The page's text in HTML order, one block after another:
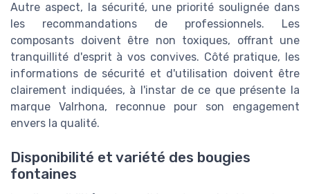
Autre aspect, la sécurité, une priorité soulignée dans
les recommandations de professionnels. Les
composants doivent être non toxiques, offrant une
tranquillité d'esprit à vos convives. Côté pratique, les
informations de sécurité et d'utilisation doivent être
clairement indiquées, à l'instar de ce que présente la
marque Valrhona, reconnue pour son engagement
envers la qualité.
Disponibilité et variété des bougies
fontaines